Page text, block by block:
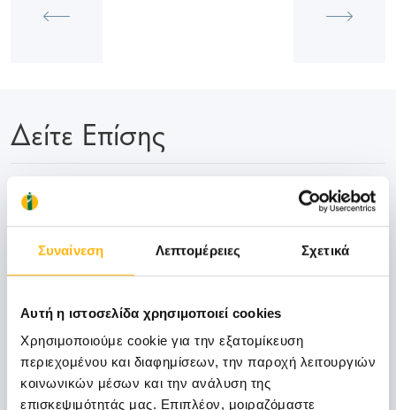
Συναίνεση Λεπτομέρειες Σχετικά
Αυτή η ιστοσελίδα χρησιμοποιεί cookies
Χρησιμοποιούμε cookie για την εξατομίκευση
περιεχομένου και διαφημίσεων, την παροχή λειτουργιών
κοινωνικών μέσων και την ανάλυση της
επισκεψιμότητάς μας. Επιπλέον, μοιραζόμαστε
Δείτε Επίσης
18
Ιανουαρίου
ΜΑΙΕΥΤΙΚΗ - ΓΥΝΑΙΚΟΛΟΓΙΚΗ
1η Επιστημονική Ημερίδα Μαιευτικής-
Γυναικολογίας & Χειρουργικής ΙΑΣΩ &
ΙΑΣΩ Θεσσαλίας, 18.01.14, ΙΑΣΩ